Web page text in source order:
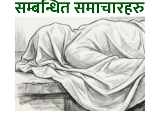
सम्बन्धित समाचारहरु